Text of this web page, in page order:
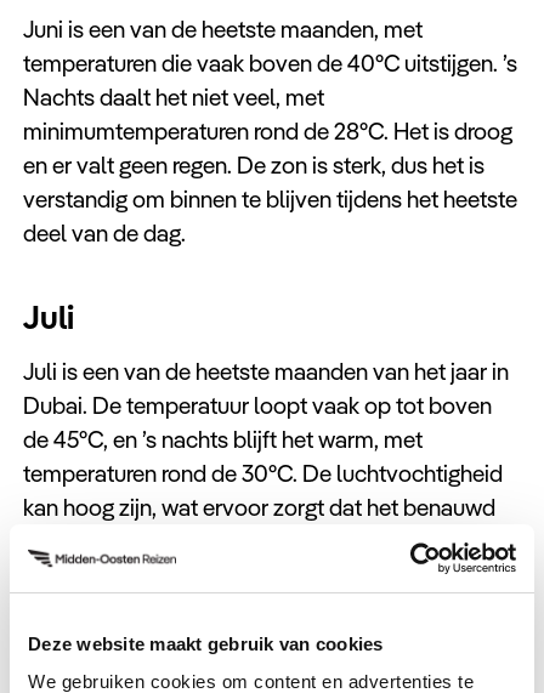
Deze website maakt gebruik van cookies
We gebruiken cookies om content en advertenties te
Juni is een van de heetste maanden, met
temperaturen die vaak boven de 40°C uitstijgen. ’s
Nachts daalt het niet veel, met
minimumtemperaturen rond de 28°C. Het is droog
en er valt geen regen. De zon is sterk, dus het is
verstandig om binnen te blijven tijdens het heetste
deel van de dag.
Juli
Juli is een van de heetste maanden van het jaar in
Dubai. De temperatuur loopt vaak op tot boven
de 45°C, en ’s nachts blijft het warm, met
temperaturen rond de 30°C. De luchtvochtigheid
kan hoog zijn, wat ervoor zorgt dat het benauwd
aanvoelt. Regen is zeer zeldzaam, en de zon is fel.
De meeste mensen blijven binnen of zoeken
vooral tijdens de heetste uren van de dag.